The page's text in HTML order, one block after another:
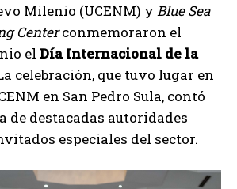
Milenio (UCENM) y Blue Sea
Centerconmemoraron el
el Día Internacional de la
celebración, que tuvo lugar en
en San Pedro Sula, contó
de destacadas autoridades
especiales del sector.